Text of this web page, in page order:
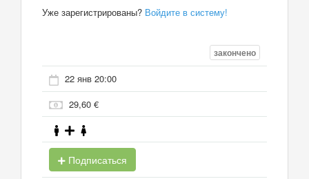
Уже зарегистрированы? Войдите в систему!
закончено
22 янв 20:00
29,60 €
Подписаться